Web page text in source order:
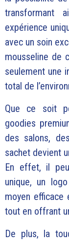
transformant
expérience
avec un soin
mousseline de
seulement une
total de
Que ce soit
goodies
des salons,
sachet devient
En effet, il
unique, un
moyen efficace
tout en offrant
De plus, la